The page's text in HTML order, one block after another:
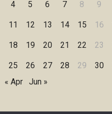
4 5 6 7 8 9
11 12 13 14 15 16
18 19 20 21 22 23
25 26 27 28 29 30
« Apr
Jun »